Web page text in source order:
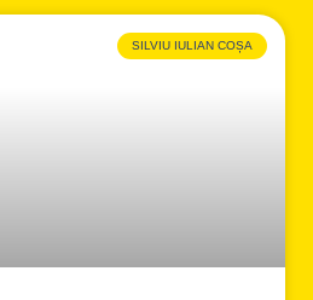
SILVIU IULIAN COȘA